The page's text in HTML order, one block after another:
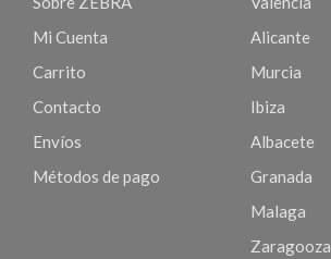
Mi Cuenta
Carrito
Contacto
Envíos
Métodos de pago
Alicante
Murcia
Ibiza
Albacete
Granada
Malaga
Zaragooza